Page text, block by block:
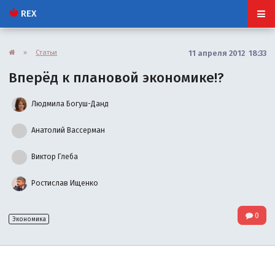
REX
» Статьи 11 апреля 2012 18:33
Вперёд к плановой экономике!?
Людмила Богуш-Данд
Анатолий Вассерман
Виктор Глеба
Ростислав Ищенко
Экономика 0